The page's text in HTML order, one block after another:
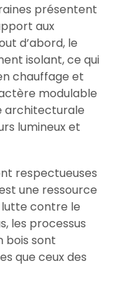
présentent
aux
d’abord, le
isolant, ce qui
chauffage et
modulable
architecturale
lumineux et
respectueuses
une ressource
contre le
les processus
bois sont
que ceux des